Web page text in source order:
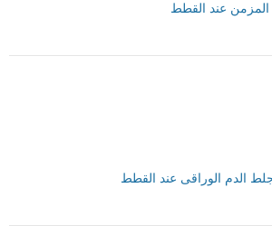
عند القطط
الدم الوراقى عند القطط